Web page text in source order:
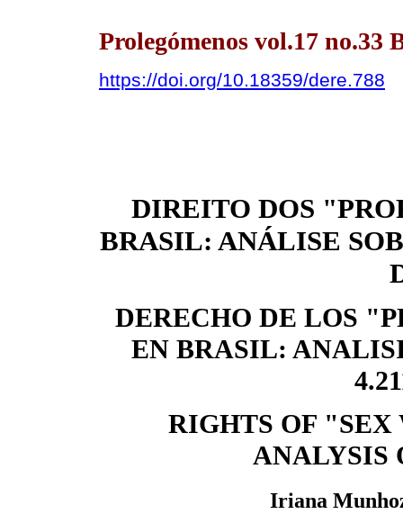
Prolegómenos vol.17 no.33
https://doi.org/10.18359/dere.788
DIREITO DOS
BRASIL: ANÁLISE
DERECHO DE LOS
EN BRASIL:
RIGHTS OF
ANALYSIS
Iriana